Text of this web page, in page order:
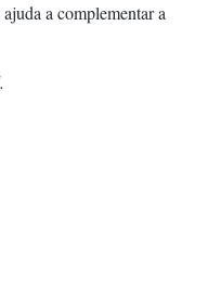
a complementar a